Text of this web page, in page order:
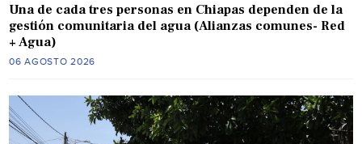
Una de cada tres personas en Chiapas dependen de la
gestión comunitaria del agua (Alianzas comunes- Red
+ Agua)
06 AGOSTO 2026